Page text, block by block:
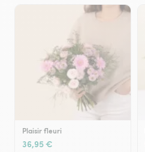
Plaisir fleuri
36,95 €